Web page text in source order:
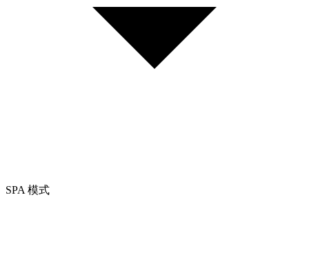
SPA 模式